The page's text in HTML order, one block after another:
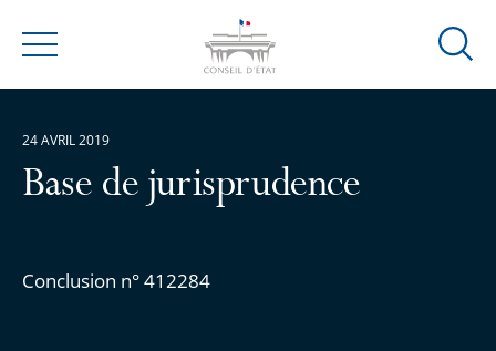
Menu
Ouvrir
Base de jurisprudence
Conclusion n° 412284
24 AVRIL 2019